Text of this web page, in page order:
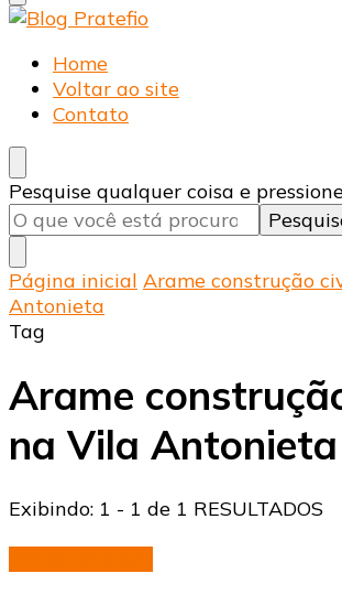
Blog Pratefio
Arames e Telas de Qualidade
Home
Voltar ao site
Contato
Procurando
algo?
Pesquise qualquer coisa e
Página inicial Arame construção
Antonieta
Tag
Arame
na Vila Antonieta
Exibindo: 1 - 1 de 1 RESULTADOS